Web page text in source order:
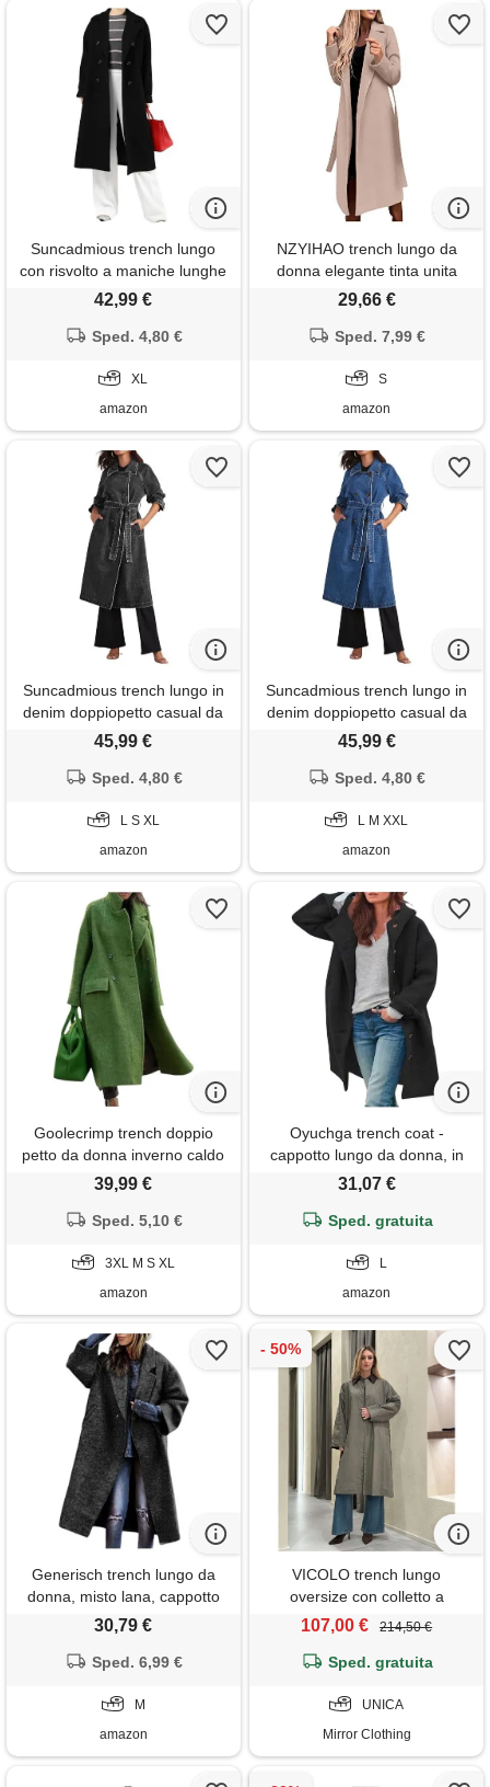
Suncadmious trench lungo
con risvolto a maniche lunghe
con risvolto a tacca a maniche
42,99 €
Sped. 4,80 €
XL
amazon
NZYIHAO trench lungo da
donna elegante tinta unita
cappotto di lana a maniche
sottile, giacca a vento con
giacca a vento, beige. , s
29,66 €
Sped. 7,99 €
S
amazon
Suncadmious trench lungo in
denim doppiopetto casual da
donna trench con giacca di
con cintura (nero, s)
45,99 €
Sped. 4,80 €
L S XL
amazon
Suncadmious trench lungo in
denim doppiopetto casual da
donna trench con giacca di
con cintura (blu, xxl)
45,99 €
Sped. 4,80 €
L M XXL
amazon
Goolecrimp trench doppio
petto da donna inverno caldo
lungo cappotto in misto di
lana classico risvolto oversize
business casual cappotto di
39,99 €
Sped. 5,10 €
3XL M S XL
amazon
Oyuchga trench coat -
cappotto lungo da donna, in
lana con cappuccio, elegante,
tinta unita, per le mezze
stagioni, invernale, comodo,
e tasche, a nero, l
31,07 €
Sped. gratuita
L
amazon
Generisch trench lungo da
donna, misto lana, cappotto
invernale oversize, risvolto
cappotto lungo oversize,
30,79 €
Sped. 6,99 €
M
amazon
VICOLO trench lungo
oversize con colletto a
contrasto;VICOLO, verde
107,00 € 214,50 €
Sped. gratuita
UNICA
Mirror Clothing